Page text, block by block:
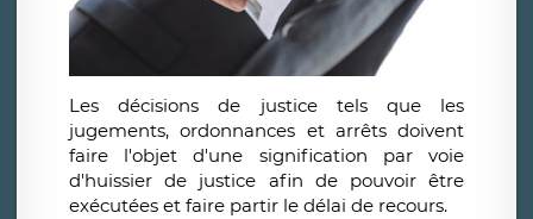
Les décisions de justice tels que les
jugements, ordonnances et arrêts doivent
faire l'objet d'une signification par voie
d'huissier de justice afin de pouvoir être
exécutées et faire partir le délai de recours.